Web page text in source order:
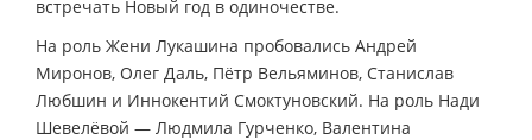
встречать Новый год в одиночестве.
На роль Жени Лукашина пробовались Андрей
Миронов, Олег Даль, Пётр Вельяминов, Станислав
Любшин и Иннокентий Смоктуновский. На роль Нади
Шевелёвой — Людмила Гурченко, Валентина